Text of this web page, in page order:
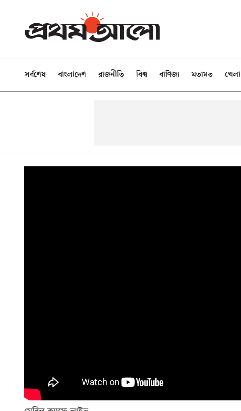
সর্বশেষ বাংলাদেশ রাজনীতি বিশ্ব বাণিজ্য মতামত খেলা